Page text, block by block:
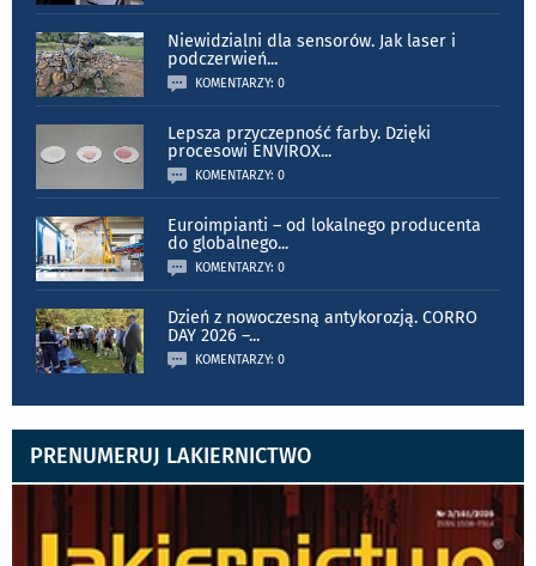
Niewidzialni dla sensorów. Jak laser i
podczerwień...
KOMENTARZY: 0
Lepsza przyczepność farby. Dzięki
procesowi ENVIROX...
KOMENTARZY: 0
Euroimpianti – od lokalnego producenta
do globalnego...
KOMENTARZY: 0
Dzień z nowoczesną antykorozją. CORRO
DAY 2026 –...
KOMENTARZY: 0
PRENUMERUJ LAKIERNICTWO